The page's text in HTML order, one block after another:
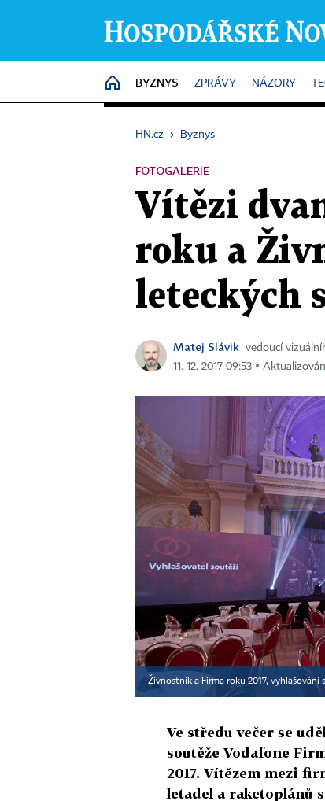
HOME
BYZNYS ZPRÁVY NÁZORY
HN.cz › Byznys
FOTOGALERIE
Vítězi
roku a
leteckých
Matej Slávik
vedoucí
11. 12. 2017 09:53 ▪
Živnostník a Firma roku 2017, vyhlašování
Ve středu večer se
soutěže Vodafone
2017. Vítězem mezi
letadel a raketoplánů